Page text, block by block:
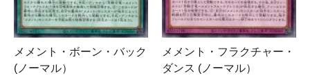
メメント・ボーン・バック
(ノーマル）
メメント・フラクチャー・
ダンス (ノーマル）